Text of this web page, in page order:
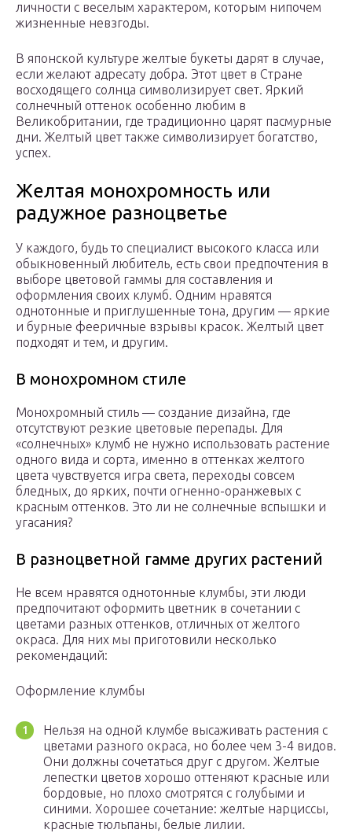
личности с веселым характером, которым нипочем
жизненные невзгоды.
В японской культуре желтые букеты дарят в случае,
если желают адресату добра. Этот цвет в Стране
восходящего солнца символизирует свет. Яркий
солнечный оттенок особенно любим в
Великобритании, где традиционно царят пасмурные
дни. Желтый цвет также символизирует богатство,
успех.
Желтая монохромность или
радужное разноцветье
У каждого, будь то специалист высокого класса или
обыкновенный любитель, есть свои предпочтения в
выборе цветовой гаммы для составления и
оформления своих клумб. Одним нравятся
однотонные и приглушенные тона, другим — яркие
и бурные фееричные взрывы красок. Желтый цвет
подходят и тем, и другим.
В монохромном стиле
Монохромный стиль — создание дизайна, где
отсутствуют резкие цветовые перепады. Для
«солнечных» клумб не нужно использовать растение
одного вида и сорта, именно в оттенках желтого
цвета чувствуется игра света, переходы совсем
бледных, до ярких, почти огненно-оранжевых с
красным оттенков. Это ли не солнечные вспышки и
угасания?
В разноцветной гамме других растений
Не всем нравятся однотонные клумбы, эти люди
предпочитают оформить цветник в сочетании с
цветами разных оттенков, отличных от желтого
окраса. Для них мы приготовили несколько
рекомендаций:
Оформление клумбы
Нельзя на одной клумбе высаживать растения с
цветами разного окраса, но более чем 3-4 видов.
Они должны сочетаться друг с другом. Желтые
лепестки цветов хорошо оттеняют красные или
бордовые, но плохо смотрятся с голубыми и
синими. Хорошее сочетание: желтые нарциссы,
красные тюльпаны, белые лилии.